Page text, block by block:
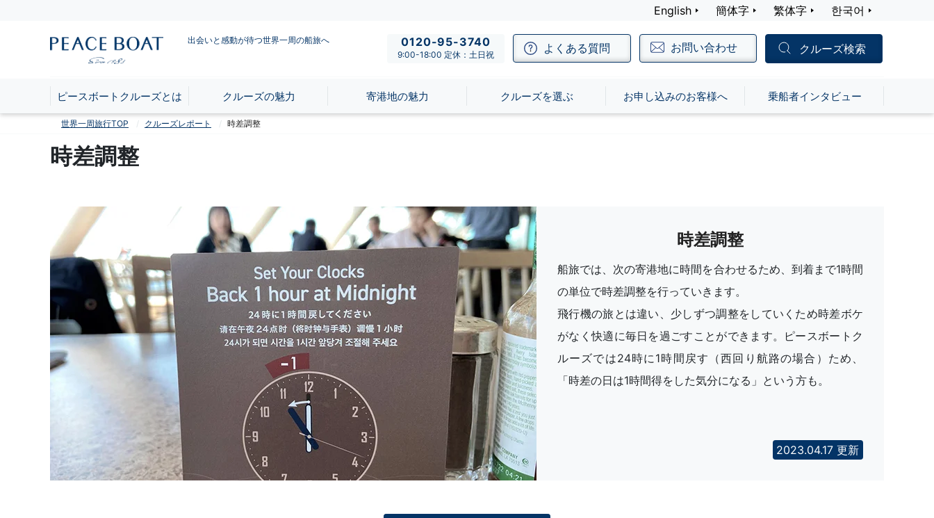
English 簡体字 繁体字 한국어
出会いと感動が待つ世界一周の船旅へ 0120-95-3740
9:00-18:00 定休：土日祝 よくある質問 お問い合わせ クルーズ検索
ピースボートクルーズとは クルーズの魅力 寄港地の魅力 クルーズを選ぶ お申し込みのお客様へ 乗船者インタビュー
世界一周旅行TOP クルーズレポート 時差調整
時差調整
時差調整
船旅では、次の寄港地に時間を合わせるため、到着まで1時間
の単位で時差調整を行っていきます。
飛行機の旅とは違い、少しずつ調整をしていくため時差ボケ
がなく快適に毎日を過ごすことができます。ピースボートク
ルーズでは24時に1時間戻す（西回り航路の場合）ため、
「時差の日は1時間得をした気分になる」という方も。
2023.04.17 更新